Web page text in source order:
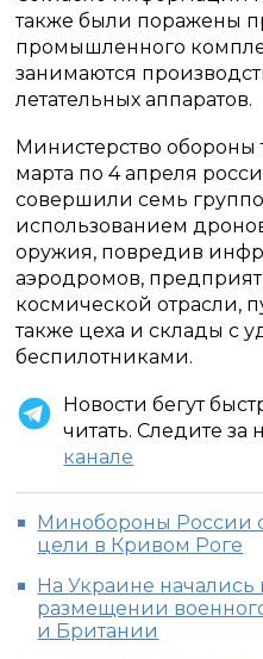
также были поражены
промышленного
занимаются
летательных аппаратов.
Министерство обороны
марта по 4 апреля
совершили семь
использованием
оружия, повредив
аэродромов,
космической отрасли,
также цеха и склады с
беспилотниками.
Новости бегут
читать. Следите
канале
Минобороны России
цели в Кривом Роге
На Украине начались
размещении
и Британии